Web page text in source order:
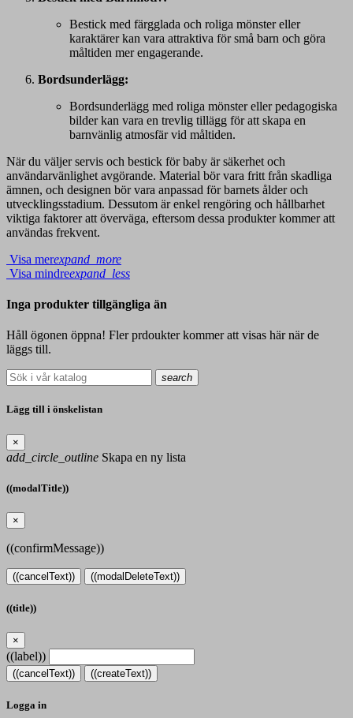
Bestick med färgglada och roliga mönster eller
karaktärer kan vara attraktiva för små barn och göra
måltiden mer engagerande.
Bordsunderlägg:
Bordsunderlägg med roliga mönster eller pedagogiska
bilder kan vara en trevlig tillägg för att skapa en
barnvänlig atmosfär vid måltiden.
När du väljer servis och bestick för baby är säkerhet och
användarvänlighet avgörande. Material bör vara fritt från skadliga
ämnen, och designen bör vara anpassad för barnets ålder och
utvecklingsstadium. Dessutom är enkel rengöring och hållbarhet
viktiga faktorer att överväga, eftersom dessa produkter kommer att
användas frekvent.
Visa merexpand_more
Visa mindreexpand_less
Inga produkter tillgängliga än
Håll ögonen öppna! Fler prdoukter kommer att visas här när de
läggs till.
search
Lägg till i önskelistan
×
add_circle_outline Skapa en ny lista
((modalTitle))
×
((confirmMessage))
((cancelText)) ((modalDeleteText))
((title))
×
((label))
((cancelText)) ((createText))
Logga in